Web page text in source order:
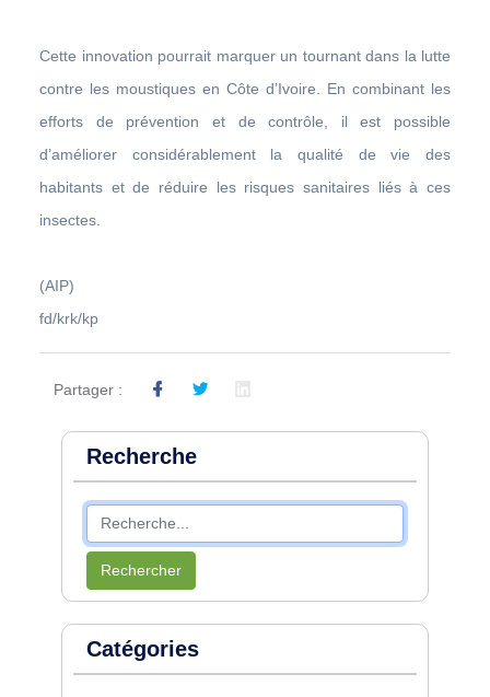
Cette innovation pourrait marquer un tournant dans la lutte
contre les moustiques en Côte d’Ivoire. En combinant les
efforts de prévention et de contrôle, il est possible
d’améliorer considérablement la qualité de vie des
habitants et de réduire les risques sanitaires liés à ces
insectes.
(AIP)
fd/krk/kp
Partager :
Recherche
Rechercher
Catégories